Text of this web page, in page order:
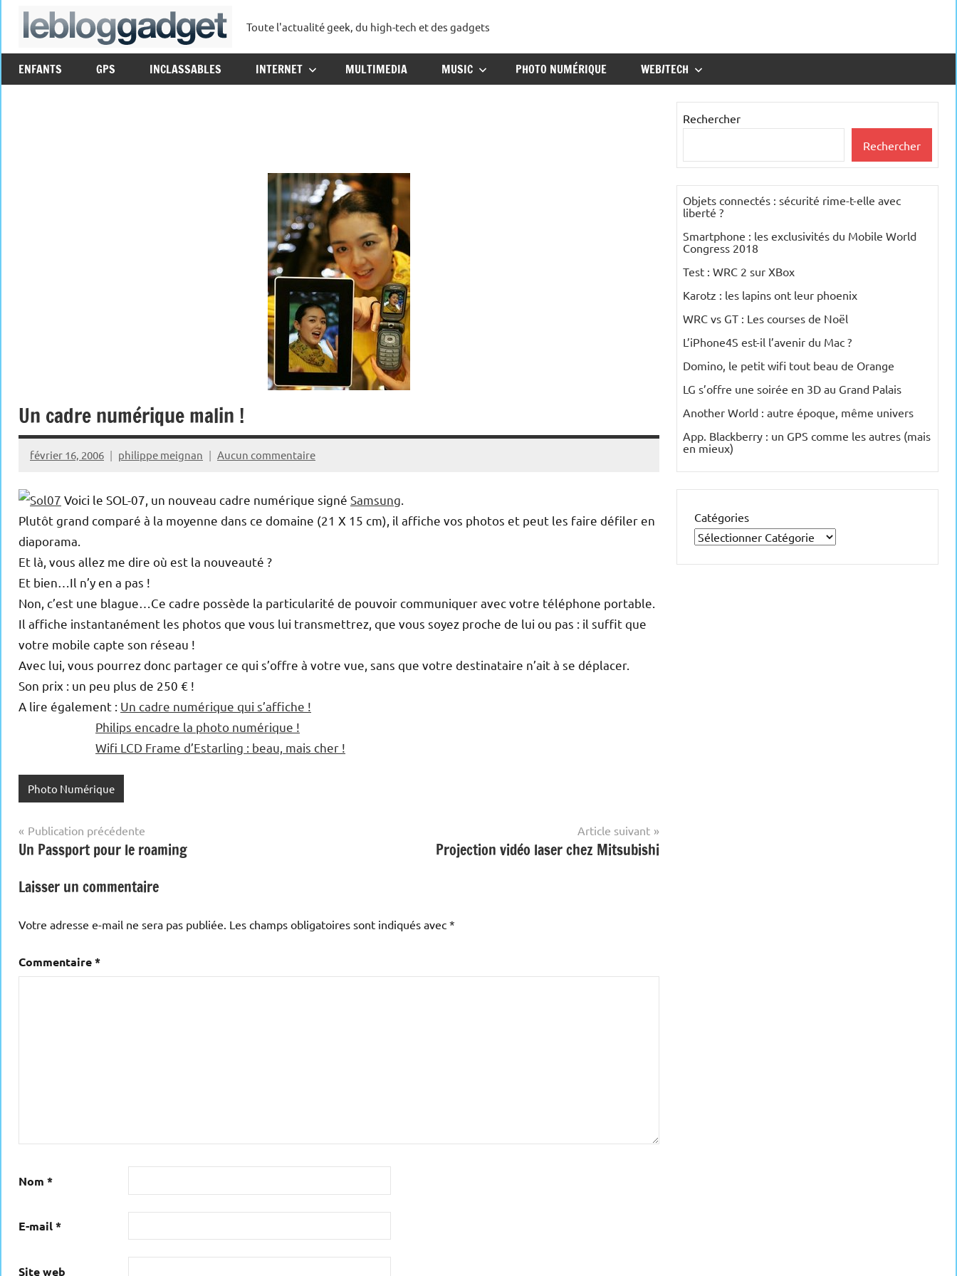
Aller
lebloggadget
Toute l'actualité geek, du high-tech et des gadgets
ENFANTS GPS INCLASSABLES INTERNET MULTIMEDIA MUSIC PHOTO NUMÉRIQUE WEB/TECH
Un cadre numérique malin !
février 16, 2006 philippe meignan Aucun commentaire
Voici le SOL-07, un nouveau cadre numérique signé Samsung
Plutôt grand comparé à la moyenne dans ce domaine (21 X 15 cm), il affiche vos photos et peut les faire défiler en
diaporama.
Et là, vous allez me dire où est la nouveauté ?
Et bien…Il n’y en a pas !
Non, c’est une blague…Ce cadre possède la particularité de pouvoir communiquer avec votre téléphone portable.
Il affiche instantanément les photos que vous lui transmettrez, que vous soyez proche de lui ou pas : il suffit que
votre mobile capte son réseau !
Avec lui, vous pourrez donc partager ce qui s’offre à votre vue, sans que votre destinataire n’ait à se déplacer.
Son prix : un peu plus de 250 € !
A lire également : Un cadre numérique qui s’affiche !
Philips encadre la photo numérique !
Wifi LCD Frame d’Estarling : beau, mais cher !
Photo Numérique
Navigation
de
l’article
Publication précédente
Un Passport pour le roaming
Article suivant
Projection vidéo laser chez Mitsubishi
Laisser un commentaire
Votre adresse e-mail ne sera pas publiée. Les champs obligatoires sont indiqués avec *
Commentaire*
Nom *
E-mail*
Site web
Rechercher
Rechercher
Objets connectés : sécurité rime-t-elle avec
liberté ?
Smartphone : les exclusivités du Mobile World
Congress 2018
Test : WRC 2 sur XBox
Karotz : les lapins ont leur phoenix
WRC vs GT : Les courses de Noël
L’iPhone4S est-il l’avenir du Mac ?
Domino, le petit wifi tout beau de Orange
LG s’offre une soirée en 3D au Grand Palais
Another World : autre époque, même univers
App. Blackberry : un GPS comme les autres (mais
en mieux)
Catégories